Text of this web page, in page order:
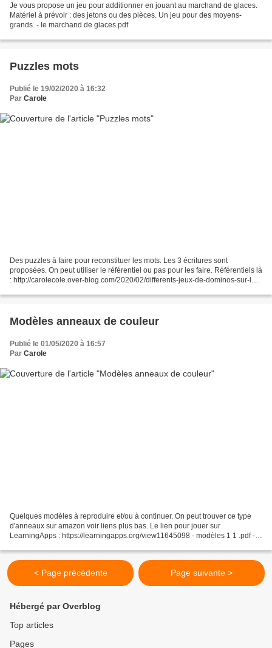
Je vous propose un jeu pour additionner en jouant au marchand de glaces.
Matériel à prévoir : des jetons ou des pièces. Un jeu pour des moyens-
grands. - le marchand de glaces.pdf
Puzzles mots
Publié le 19/02/2020 à 16:32
Par Carole
Des puzzles à faire pour reconstituer les mots. Les 3 écritures sont
proposées. On peut utiliser le référentiel ou pas pour les faire. Référentiels là
: http://carolecole.over-blog.com/2020/02/differents-jeux-de-dominos-sur-le-
Modèles anneaux de couleur
Publié le 01/05/2020 à 16:57
Par Carole
Quelques modèles à reproduire et/ou à continuer. On peut trouver ce type
d'anneaux sur amazon voir liens plus bas. Le lien pour jouer sur
LearningApps : https://learningapps.org/view11645098 - modèles 1 1 .pdf -
< Page précédente Page suivante >
Hébergé par Overblog
Top articles
Pages